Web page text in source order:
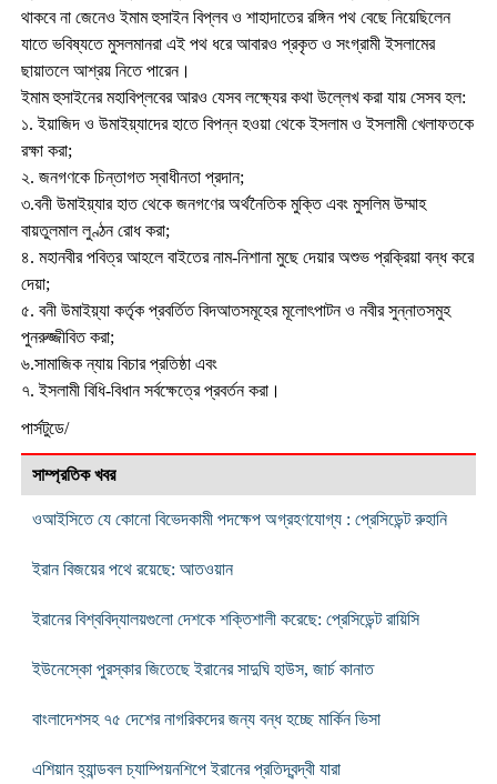
থাকবে না জেনেও ইমাম হুসাইন বিপ্লব ও শাহাদাতের রঙ্গিন পথ বেছে নিয়েছিলেন
যাতে ভবিষ্যতে মুসলমানরা এই পথ ধরে আবারও প্রকৃত ও সংগ্রামী ইসলামের
ছায়াতলে আশ্রয় নিতে পারেন।
ইমাম হুসাইনের মহাবিপ্লবের আরও যেসব লক্ষ্যের কথা উল্লেখ করা যায় সেসব হল:
১. ইয়াজিদ ও উমাইয়্যাদের হাতে বিপন্ন হওয়া থেকে ইসলাম ও ইসলামী খেলাফতকে
রক্ষা করা;
২. জনগণকে চিন্তাগত স্বাধীনতা প্রদান;
৩.বনী উমাইয়্যার হাত থেকে জনগণের অর্থনৈতিক মুক্তি এবং মুসলিম উম্মাহ
বায়তুলমাল লুণ্ঠন রোধ করা;
৪. মহানবীর পবিত্র আহলে বাইতের নাম-নিশানা মুছে দেয়ার অশুভ প্রক্রিয়া বন্ধ করে
দেয়া;
৫. বনী উমাইয়্যা কর্তৃক প্রবর্তিত বিদআতসমূহের মূলোৎপাটন ও নবীর সুন্নাতসমুহ
পুনরুজ্জীবিত করা;
৬.সামাজিক ন্যায় বিচার প্রতিষ্ঠা এবং
৭. ইসলামী বিধি-বিধান সর্বক্ষেত্রে প্রবর্তন করা।
পার্সটুডে/
সাম্প্রতিক খবর
ওআইসিতে যে কোনো বিভেদকামী পদক্ষেপ অগ্রহণযোগ্য : প্রেসিডেন্ট রুহানি
ইরান বিজয়ের পথে রয়েছে: আতওয়ান
ইরানের বিশ্ববিদ্যালয়গুলো দেশকে শক্তিশালী করেছে: প্রেসিডেন্ট রায়িসি
ইউনেস্কো পুরস্কার জিতেছে ইরানের সাদুঘি হাউস, জার্চ কানাত
বাংলাদেশসহ ৭৫ দেশের নাগরিকদের জন্য বন্ধ হচ্ছে মার্কিন ভিসা
এশিয়ান হ্যান্ডবল চ্যাম্পিয়নশিপে ইরানের প্রতিদ্বন্দ্বী যারা